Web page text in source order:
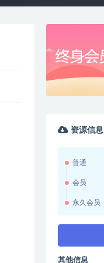
资源信息
普通
会员
永久会员
其他信息